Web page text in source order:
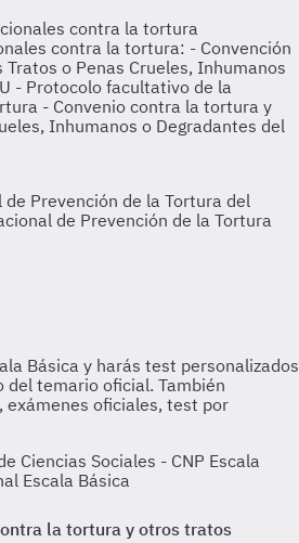
contra la tortura
contra la tortura: - Convención
o Penas Crueles, Inhumanos
- Protocolo facultativo de la
- Convenio contra la tortura y
Inhumanos o Degradantes del
Prevención de la Tortura del
de Prevención de la Tortura
Ciencias Sociales - CNP Escala
Escala Básica
la tortura y otros tratos